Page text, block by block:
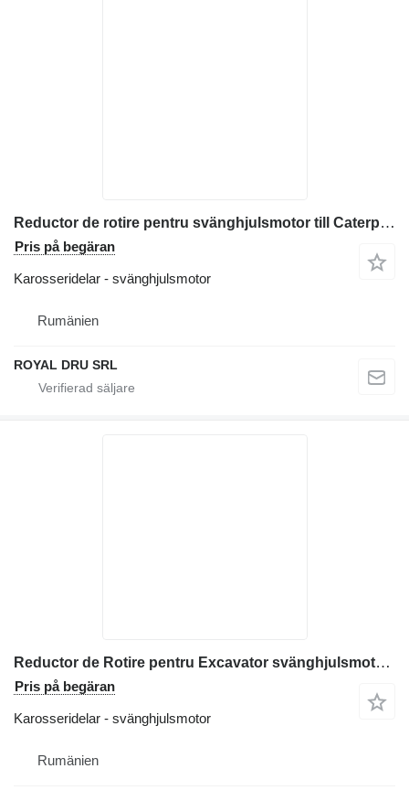
Reductor de rotire pentru svänghjulsmotor till Caterpillar 303.5 CR entreprenadmaskiner
Pris på begäran
Karosseridelar - svänghjulsmotor
Rumänien
ROYAL DRU SRL
Reductor de Rotire pentru Excavator svänghjulsmotor till Caterpillar 303.5E entreprenadmaskiner
Pris på begäran
Karosseridelar - svänghjulsmotor
Rumänien